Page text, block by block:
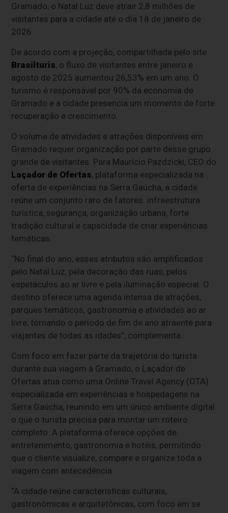
Gramado, o Natal Luz deve atrair 2,8 milhões de
visitantes para a cidade até o dia 18 de janeiro de
2026.
De acordo com a projeção, compartilhada pelo site
Brasilturis, o fluxo de visitantes entre janeiro e
agosto de 2025 aumentou 26,53% em um ano. O
turismo é responsável por 90% da economia de
Gramado e a cidade presencia um momento de forte
recuperação e crescimento.
O volume de atividades e atrações disponíveis em
Gramado requer organização por parte desse grupo
grande de visitantes. Para Maurício Pazdzicki, CEO do
Laçador de Ofertas, plataforma especializada na
oferta de experiências na Serra Gaúcha, a cidade
reúne um conjunto raro de fatores: infraestrutura
turística, segurança, organização urbana, forte
tradição cultural e capacidade de criar experiências
temáticas.
“No final do ano, esses atributos são amplificados
pelo Natal Luz, pela decoração das ruas, pelos
espetáculos ao ar livre e pela iluminação especial. O
destino oferece uma agenda intensa de atrações,
parques temáticos, gastronomia e atividades ao ar
livre, tornando o período de fim de ano atraente para
viajantes de todas as idades”, complementa.
Com foco em fazer parte da trajetória do turista
durante sua viagem à Gramado, o Laçador de
Ofertas atua como uma Online Travel Agency (OTA)
especializada em experiências e hospedagens na
Serra Gaúcha, reunindo em um único ambiente digital
o que o turista precisa para montar um roteiro
completo. A plataforma oferece opções de
entretenimento, gastronomia e hotéis, permitindo
que o cliente visualize, compare e organize toda a
viagem com antecedência.
“A cidade reúne características culturais,
gastronômicas e arquitetônicas, com foco em se